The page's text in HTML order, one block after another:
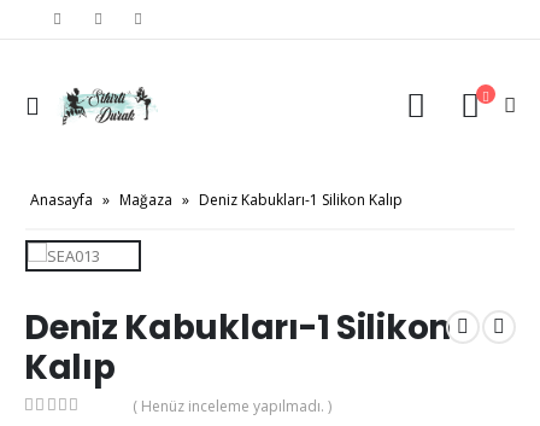
Anasayfa » Mağaza » Deniz Kabukları-1 Silikon Kalıp
Deniz Kabukları-1 Silikon
Kalıp
( Henüz inceleme yapılmadı. )